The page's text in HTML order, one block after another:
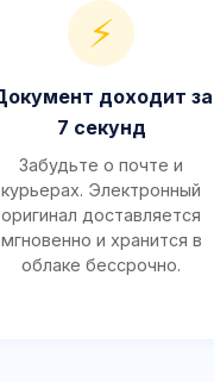
⚡
доходит за
7 секунд
Забудьте о почте и
курьерах. Электронный
оригинал доставляется
мгновенно и хранится в
облаке бессрочно.